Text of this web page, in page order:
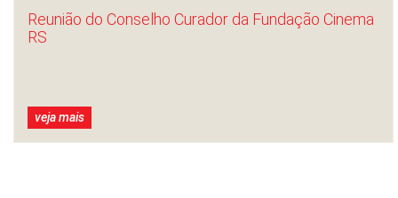
Reunião do Conselho Curador da Fundação Cinema
RS
veja mais